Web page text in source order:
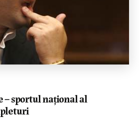
– sportul național al